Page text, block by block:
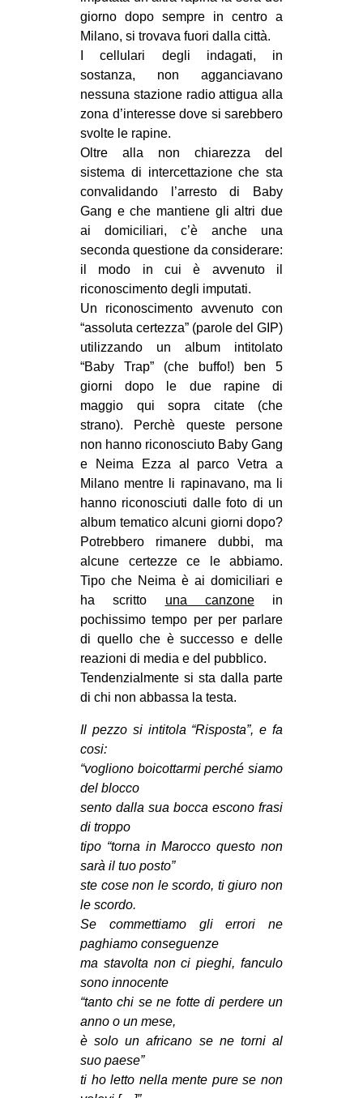
giorno dopo sempre in centro a
Milano, si trovava fuori dalla città.
I cellulari degli indagati, in
sostanza, non agganciavano
nessuna stazione radio attigua alla
zona d’interesse dove si sarebbero
svolte le rapine.
Oltre alla non chiarezza del
sistema di intercettazione che sta
convalidando l’arresto di Baby
Gang e che mantiene gli altri due
ai domiciliari, c’è anche una
seconda questione da considerare:
il modo in cui è avvenuto il
riconoscimento degli imputati.
Un riconoscimento avvenuto con
“assoluta certezza” (parole del GIP)
utilizzando un album intitolato
“Baby Trap” (che buffo!) ben 5
giorni dopo le due rapine di
maggio qui sopra citate (che
strano). Perchè queste persone
non hanno riconosciuto Baby Gang
e Neima Ezza al parco Vetra a
Milano mentre li rapinavano, ma li
hanno riconosciuti dalle foto di un
album tematico alcuni giorni dopo?
Potrebbero rimanere dubbi, ma
alcune certezze ce le abbiamo.
Tipo che Neima è ai domiciliari e
ha scritto una canzonein
pochissimo tempo per per parlare
di quello che è successo e delle
reazioni di media e del pubblico.
Tendenzialmente si sta dalla parte
di chi non abbassa la testa.
Il pezzo si intitola “Risposta”, e fa
cosi:
“vogliono boicottarmi perché siamo
del blocco
sento dalla sua bocca escono frasi
di troppo
tipo “torna in Marocco questo non
sarà il tuo posto”
ste cose non le scordo, ti giuro non
le scordo.
Se commettiamo gli errori ne
paghiamo conseguenze
ma stavolta non ci pieghi, fanculo
sono innocente
“tanto chi se ne fotte di perdere un
anno o un mese,
è solo un africano se ne torni al
suo paese”
ti ho letto nella mente pure se non